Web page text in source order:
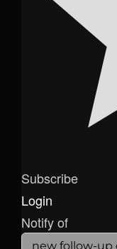
Subscribe
Login
Notify of